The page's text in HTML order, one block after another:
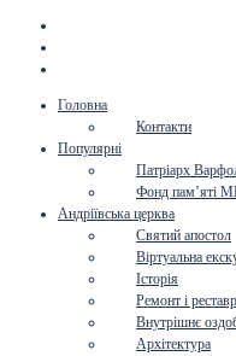
Головна
Контакти
Популярні
Патріарх
Фонд пам’яті
Андріївська церква
Святий апостол
Віртуальна
Історія
Ремонт і
Внутрішнє
Архітектура